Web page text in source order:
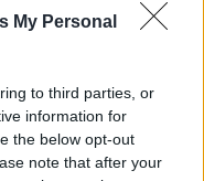
My Personal
to third parties, or
information for
the below opt-out
note that after your
Ce ne
arte Mago Leo,
prestigiatore